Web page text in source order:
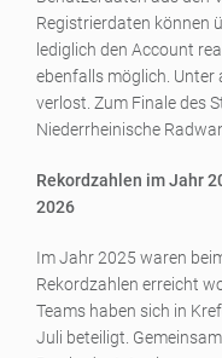
Registrierdaten können
lediglich den Account
ebenfalls möglich. Unter
verlost. Zum Finale des
Niederrheinische
Rekordzahlen im Jahr
2026
Im Jahr 2025 waren
Rekordzahlen erreicht
Teams haben sich in
Juli beteiligt.